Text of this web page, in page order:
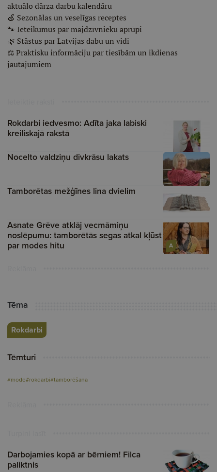
aktuālo dārza darbu kalendāru
🍏 Sezonālas un veselīgas receptes
🐾 Ieteikumus par mājdzīvnieku aprūpi
🌿 Stāstus par Latvijas dabu un vidi
⚖️ Praktisku informāciju par tiesībām un ikdienas
jautājumiem
Rokdarbi iedvesmo: Adīta jaka labiski
kreiliskajā rakstā
Nocelto valdziņu divkrāsu lakats
Tamborētas mežģīnes lina dvielim
A
Asnate Grēve atklāj vecmāmiņu
noslēpumu: tamborētās segas atkal kļūst
par modes hitu
Tēma
Rokdarbi
Tēmturi
#mode#rokdarbi#tamborēšana
Darbojamies kopā ar bērniem! Filca
paliktnis